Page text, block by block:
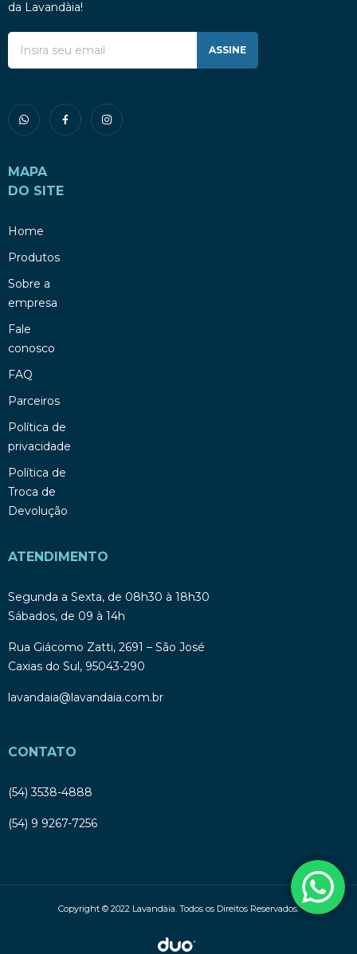
da Lavandàia!
ASSINE
MAPA
DO SITE
Home
Produtos
Sobre a
empresa
Fale
conosco
FAQ
Parceiros
Política de
privacidade
Política de
Troca de
Devolução
ATENDIMENTO
Segunda a Sexta, de 08h30 à 18h30
Sábados, de 09 à 14h
Rua Giácomo Zatti, 2691 – São José
Caxias do Sul, 95043-290
lavandaia@lavandaia.com.br
CONTATO
(54) 3538-4888
(54) 9 9267-7256
Copyright © 2022 Lavandàia. Todos os Direitos Reservados.